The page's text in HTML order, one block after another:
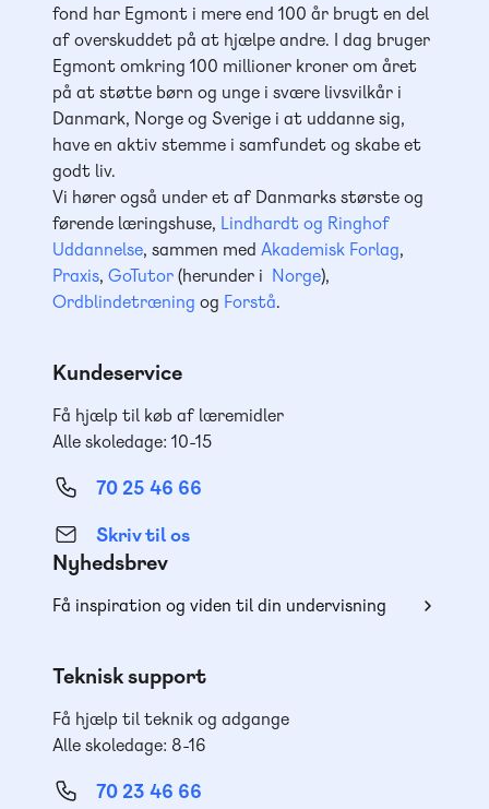
fond har Egmont i mere end 100 år brugt en del
af overskuddet på at hjælpe andre. I dag bruger
Egmont omkring 100 millioner kroner om året
på at støtte børn og unge i svære livsvilkår i
Danmark, Norge og Sverige i at uddanne sig,
have en aktiv stemme i samfundet og skabe et
godt liv.
Vi hører også under et af Danmarks største og
førende læringshuse, Lindhardt og Ringhof
Uddannelse, sammen med Akademisk Forlag,
Praxis, GoTutor(herunder i Norge),
Ordblindetræning og Forstå.
Kundeservice
Få hjælp til køb af læremidler
Alle skoledage: 10-15
70 25 46 66
Skriv til os
Nyhedsbrev
Få inspiration og viden til din undervisning
Teknisk support
Få hjælp til teknik og adgange
Alle skoledage: 8-16
70 23 46 66